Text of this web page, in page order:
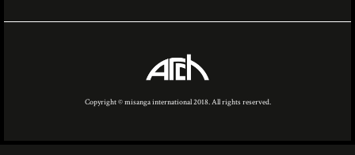
Copyright © misanga international 2018. All rights reserved.